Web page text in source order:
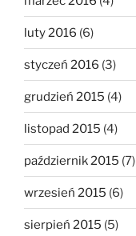
luty 2016 (6)
styczeń 2016 (3)
grudzień 2015 (4)
listopad 2015 (4)
październik 2015 (7)
wrzesień 2015 (6)
sierpień 2015 (5)